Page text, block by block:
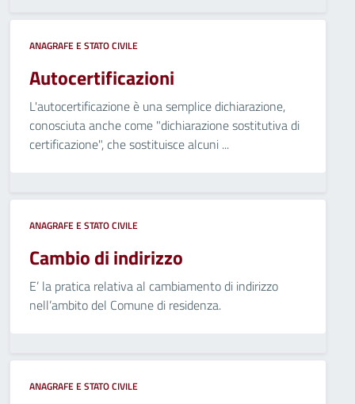
ANAGRAFE E STATO CIVILE
Autocertificazioni
L'autocertificazione è una semplice dichiarazione,
conosciuta anche come "dichiarazione sostitutiva di
certificazione", che sostituisce alcuni ...
ANAGRAFE E STATO CIVILE
Cambio di indirizzo
E’ la pratica relativa al cambiamento di indirizzo
nell’ambito del Comune di residenza.
ANAGRAFE E STATO CIVILE